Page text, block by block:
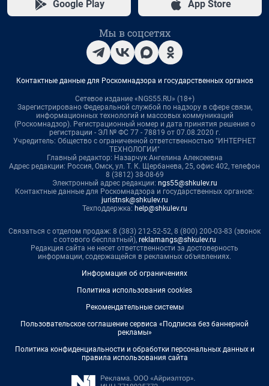
Google Play App Store
Мы в соцсетях
Контактные данные для Роскомнадзора и государственных органов
Сетевое издание «NGS55.RU» (18+)
Зарегистрировано Федеральной службой по надзору в сфере связи,
информационных технологий и массовых коммуникаций
(Роскомнадзор). Регистрационный номер и дата принятия решения о
регистрации - ЭЛ № ФС 77 - 78819 от 07.08.2020 г.
Учредитель: Общество с ограниченной ответственностью "ИНТЕРНЕТ
ТЕХНОЛОГИИ"
Главный редактор: Назарчук Ангелина Алексеевна
Адрес редакции: Россия, Омск, ул. Т. К. Щербанева, 25, офис 402, телефон
8 (3812) 38-08-69
Электронный адрес редакции: ngs55@shkulev.ru
Контактные данные для Роскомнадзора и государственных органов:
juristnsk@shkulev.ru
Техподдержка: help@shkulev.ru
Связаться с отделом продаж: 8 (383) 212-52-52, 8 (800) 200-03-83 (звонок
с сотового бесплатный), reklamangs@shkulev.ru
Редакция сайта не несет ответственности за достоверность
информации, содержащейся в рекламных объявлениях.
Информация об ограничениях
Политика использования cookies
Рекомендательные системы
Пользовательское соглашение сервиса «Подписка без баннерной
рекламы»
Политика конфиденциальности и обработки персональных данных и
правила использования сайта